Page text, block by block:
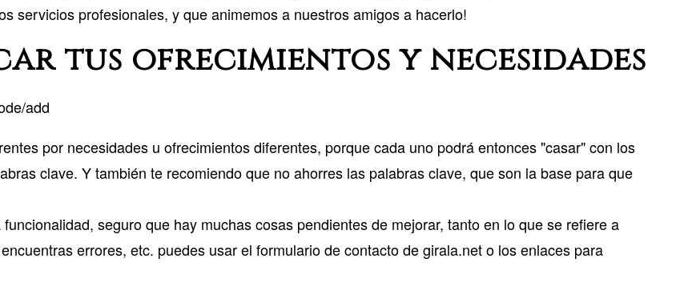
servicios profesionales, y que animemos a nuestros amigos a hacerlo!
tus ofrecimientos y necesidades
add
por necesidades u ofrecimientos diferentes, porque cada uno podrá entonces "casar" con los
clave. Y también te recomiendo que no ahorres las palabras clave, que son la base para que
seguro que hay muchas cosas pendientes de mejorar, tanto en lo que se refiere a
errores, etc. puedes usar el formulario de contacto de girala.net o los enlaces para